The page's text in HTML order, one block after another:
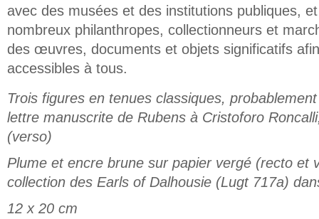
avec des musées et des institutions publiques,
nombreux philanthropes, collectionneurs et
des œuvres, documents et objets significatifs
accessibles à tous.
Trois figures en tenues classiques,
lettre manuscrite de Rubens à Cristoforo
(verso)
Plume et encre brune sur papier vergé (recto et
collection des Earls of Dalhousie (Lugt 717a)
12 x 20 cm